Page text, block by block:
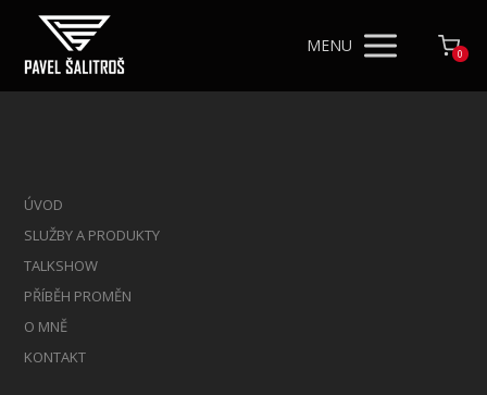
MENU 0
ÚVOD
SLUŽBY A PRODUKTY
TALKSHOW
PŘÍBĚH PROMĚN
O MNĚ
KONTAKT